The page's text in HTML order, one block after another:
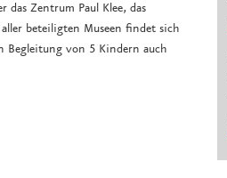
das Zentrum Paul Klee, das
beteiligten Museen findet sich
Begleitung von 5 Kindern auch